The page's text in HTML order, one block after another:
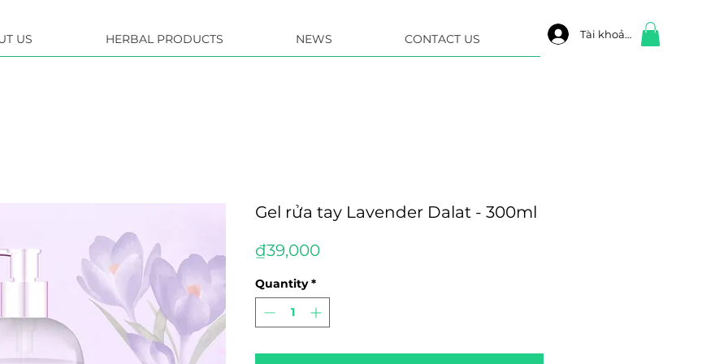
US HERBAL PRODUCTS NEWS CONTACT US Tài khoản
Gel rửa tay Lavender Dalat - 300ml
₫39,000Price
Quantity *